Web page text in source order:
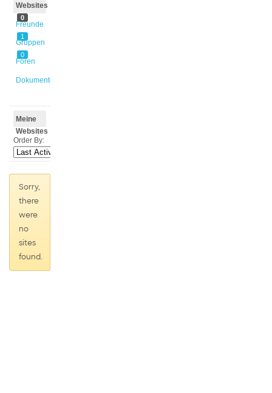
Websites
0
Freunde
1
Gruppen
0
Foren
Dokumente
Meine
Websites
Order By:
Sorry,
there
were
no
sites
found.